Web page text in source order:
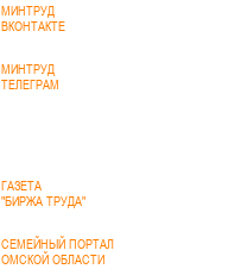
МИНТРУД
ВКОНТАКТЕ
МИНТРУД
ТЕЛЕГРАМ
ГАЗЕТА
"БИРЖА ТРУДА"
СЕМЕЙНЫЙ ПОРТАЛ
ОМСКОЙ ОБЛАСТИ